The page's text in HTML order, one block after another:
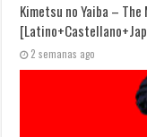
Kimetsu no Yaiba –
2 semanas ago